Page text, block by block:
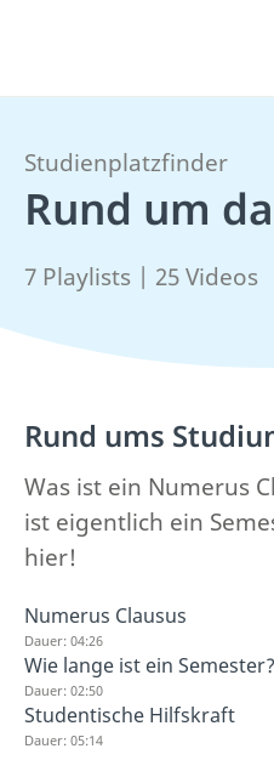
Studienplatzfinder
Rund um
7 Playlists | 25 Videos
Rund ums
Was ist ein Numerus
ist eigentlich ein
hier!
Numerus Clausus
Dauer: 04:26
Wie lange ist ein Semester?
Dauer: 02:50
Studentische Hilfskraft
Dauer: 05:14